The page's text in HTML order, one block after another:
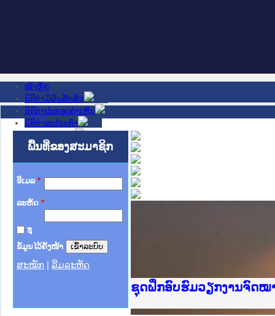
ໜ້າຫຼັກ
ນິຕິກໍາມີຜົນສັກສິດ
ນິຕິກໍາປະກອບຄໍາເຫັນ
ນິຕິກໍາສະບັບເກົ່າ
ເວັບໄຊອື່ນໆ
ຊ່ວຍເຫຼືອ
ພື້ນທີ່ຂອງສະມາຊິກ
ອີເມລ *
ລະຫັດ *
ຈື່
ຂໍ້ມູນໄວ້ຄັ້ງໜ້າ
ສະໝັກ ລືມລະຫັດ
Ministry of Justice Lao
ເຜີຍແຜ່ວັບໄຊຈົດໝາຍເຫດ
ກະຊວງຍຸຕິທຳ
ຊຸດຝຶກອົບຮົມວຽກງານຈົດໝ
ກອງປະຊຸມທົບທວນຄືນການ
ຝຶກອົບຮົມ ຜູ່ປະສານງານວຽ
ຝຶກອົບຮົມ ຜູ່ປະສານງານວຽ
ເຜີຍແຜ່ແອັບກົດໝາຍລາວ
ເຜີຍແຜ່ແອັບກົດໝາຍລາວ ແ
ຍົກລະດັບວຽກງານຈົດໝາຍ
ຊຸດຝຶກອົບຮົມວຽກງານຈົດໝ